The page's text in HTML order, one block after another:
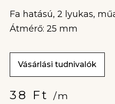
Fa hatású, 2 lyukas,
Átmérő: 25 mm
Vásárlási tudnivalók
38 Ft /m